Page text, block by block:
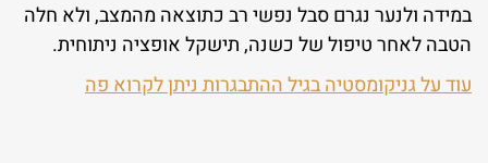
במידה ולנער נגרם סבל נפשי רב כתוצאה מהמצב, ולא חלה
הטבה לאחר טיפול של כשנה, תישקל אופציה ניתוחית.
עוד על גניקומסטיה בגיל ההתבגרות ניתן לקרוא פה